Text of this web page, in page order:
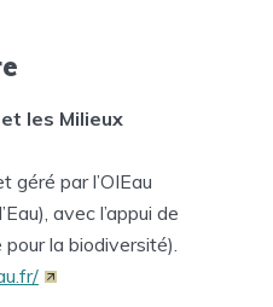
les Milieux
géré par l’OIEau
avec l’appui de
la biodiversité).